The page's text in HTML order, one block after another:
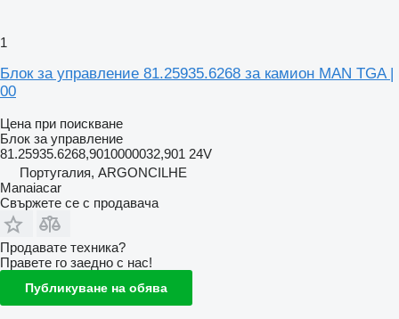
1
Блок за управление 81.25935.6268 за камион MAN TGA |
00
Цена при поискване
Блок за управление
81.25935.6268,9010000032,901 24V
Португалия, ARGONCILHE
Manaiacar
Свържете се с продавача
Продавате техника?
Правете го заедно с нас!
Публикуване на обява